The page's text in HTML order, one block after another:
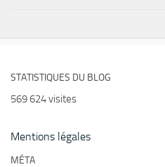
STATISTIQUES DU BLOG
569 624 visites
Mentions légales
MÉTA